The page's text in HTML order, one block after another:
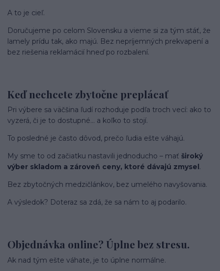
A to je cieľ.
Doručujeme po celom Slovensku a vieme si za tým stáť, že
lamely prídu tak, ako majú. Bez nepríjemných prekvapení a
bez riešenia reklamácií hneď po rozbalení.
Keď nechcete zbytočne preplácať
Pri výbere sa väčšina ľudí rozhoduje podľa troch vecí: ako to
vyzerá, či je to dostupné… a koľko to stojí.
To posledné je často dôvod, prečo ľudia ešte váhajú.
My sme to od začiatku nastavili jednoducho – mať široký
výber skladom a zároveň ceny, ktoré dávajú zmysel .
Bez zbytočných medzičlánkov, bez umelého navyšovania.
A výsledok? Doteraz sa zdá, že sa nám to aj podarilo.
Objednávka online? Úplne bez stresu.
Ak nad tým ešte váhate, je to úplne normálne.